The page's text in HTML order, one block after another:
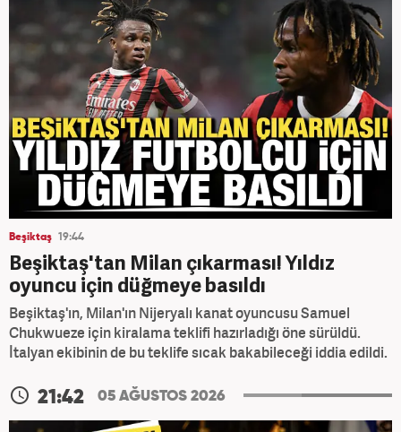
Beşiktaş 19:44
Beşiktaş'tan Milan çıkarması! Yıldız
oyuncu için düğmeye basıldı
Beşiktaş'ın, Milan'ın Nijeryalı kanat oyuncusu Samuel
Chukwueze için kiralama teklifi hazırladığı öne sürüldü.
İtalyan ekibinin de bu teklife sıcak bakabileceği iddia edildi.
21:42 05 AĞUSTOS 2026